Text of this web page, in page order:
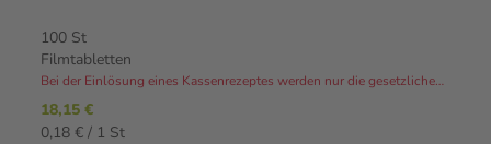
100 St
Filmtabletten
Bei der Einlösung eines Kassenrezeptes werden nur die gesetzlichen Zuzahlungen und Eigenanteile in Rechnung gestellt.⁴
18,15 €
0,18 € / 1 St